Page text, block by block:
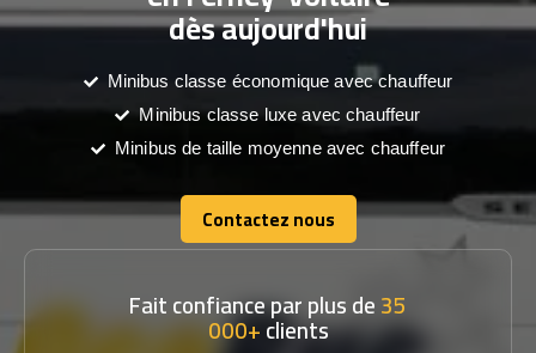
dès aujourd'hui
Minibus classe économique avec chauffeur
Minibus classe luxe avec chauffeur
Minibus de taille moyenne avec chauffeur
Contactez nous
Contactez nous
Fait confiance par plus de35
000+clients